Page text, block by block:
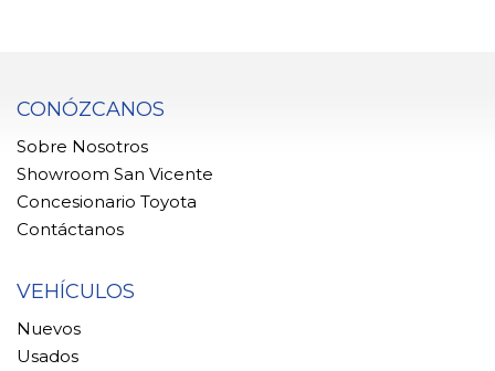
CONÓZCANOS
Sobre Nosotros
Showroom San Vicente
Concesionario Toyota
Contáctanos
VEHÍCULOS
Nuevos
Usados